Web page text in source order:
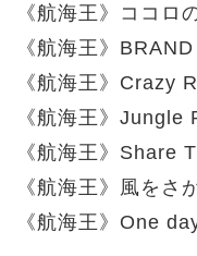
《航海王》ココロ
《航海王》
《航海王》Crazy
《航海王》Jungle
《航海王》Share
《航海王》風をさ
《航海王》One